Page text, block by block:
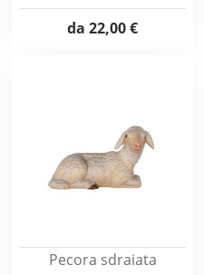
da 22,00 €
Pecora sdraiata